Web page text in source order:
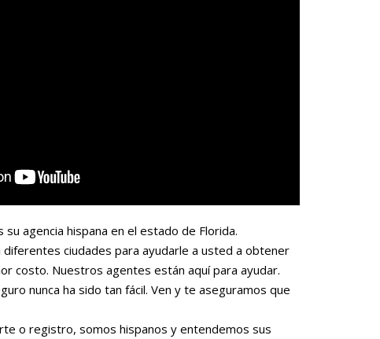
agencia hispana en el estado de Florida.
diferentes ciudades para ayudarle a usted a obtener
costo. Nuestros agentes están aquí para ayudar.
nunca ha sido tan fácil. Ven y te aseguramos que
o registro, somos hispanos y entendemos sus